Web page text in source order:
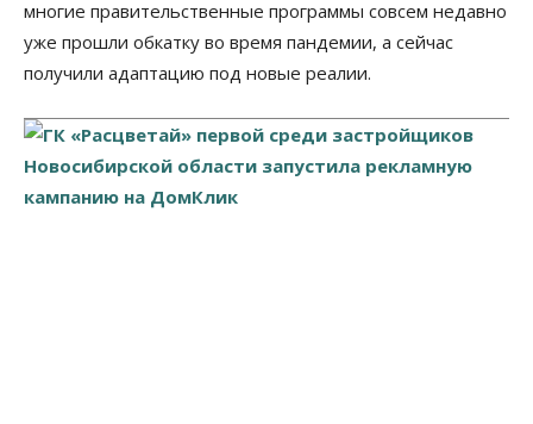
многие правительственные программы совсем недавно
уже прошли обкатку во время пандемии, а сейчас
получили адаптацию под новые реалии.